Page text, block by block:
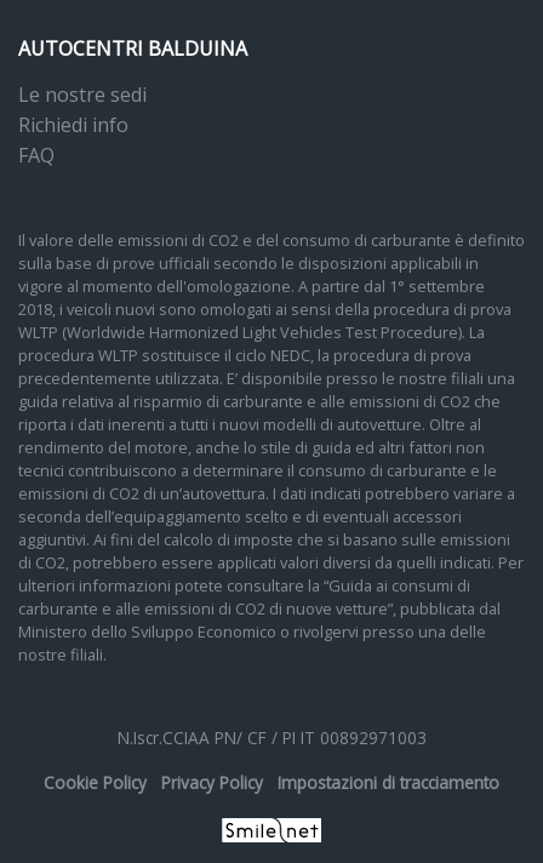
AUTOCENTRI BALDUINA
Le nostre sedi
Richiedi info
FAQ
Il valore delle emissioni di CO2 e del consumo di carburante è definito
sulla base di prove ufficiali secondo le disposizioni applicabili in
vigore al momento dell'omologazione. A partire dal 1° settembre
2018, i veicoli nuovi sono omologati ai sensi della procedura di prova
WLTP (Worldwide Harmonized Light Vehicles Test Procedure). La
procedura WLTP sostituisce il ciclo NEDC, la procedura di prova
precedentemente utilizzata. E’ disponibile presso le nostre filiali una
guida relativa al risparmio di carburante e alle emissioni di CO2 che
riporta i dati inerenti a tutti i nuovi modelli di autovetture. Oltre al
rendimento del motore, anche lo stile di guida ed altri fattori non
tecnici contribuiscono a determinare il consumo di carburante e le
emissioni di CO2 di un’autovettura. I dati indicati potrebbero variare a
seconda dell’equipaggiamento scelto e di eventuali accessori
aggiuntivi. Ai fini del calcolo di imposte che si basano sulle emissioni
di CO2, potrebbero essere applicati valori diversi da quelli indicati. Per
ulteriori informazioni potete consultare la “Guida ai consumi di
carburante e alle emissioni di CO2 di nuove vetture”, pubblicata dal
Ministero dello Sviluppo Economico o rivolgervi presso una delle
nostre filiali.
N.Iscr.CCIAA PN/ CF / PI IT 00892971003
Cookie Policy
Privacy Policy Impostazioni di tracciamento